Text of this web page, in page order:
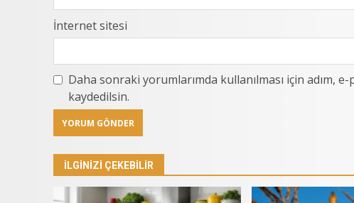
İnternet sitesi
Daha sonraki yorumlarımda kullanılması için adım,
kaydedilsin.
İLGINIZI ÇEKEBILIR